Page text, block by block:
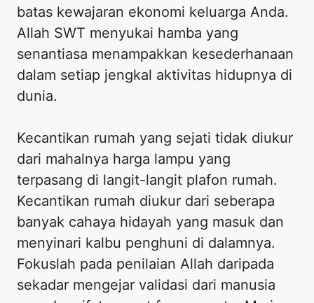
batas kewajaran ekonomi keluarga Anda.
Allah SWT menyukai hamba yang
senantiasa menampakkan kesederhanaan
dalam setiap jengkal aktivitas hidupnya di
dunia.
Kecantikan rumah yang sejati tidak diukur
dari mahalnya harga lampu yang
terpasang di langit-langit plafon rumah.
Kecantikan rumah diukur dari seberapa
banyak cahaya hidayah yang masuk dan
menyinari kalbu penghuni di dalamnya.
Fokuslah pada penilaian Allah daripada
sekadar mengejar validasi dari manusia